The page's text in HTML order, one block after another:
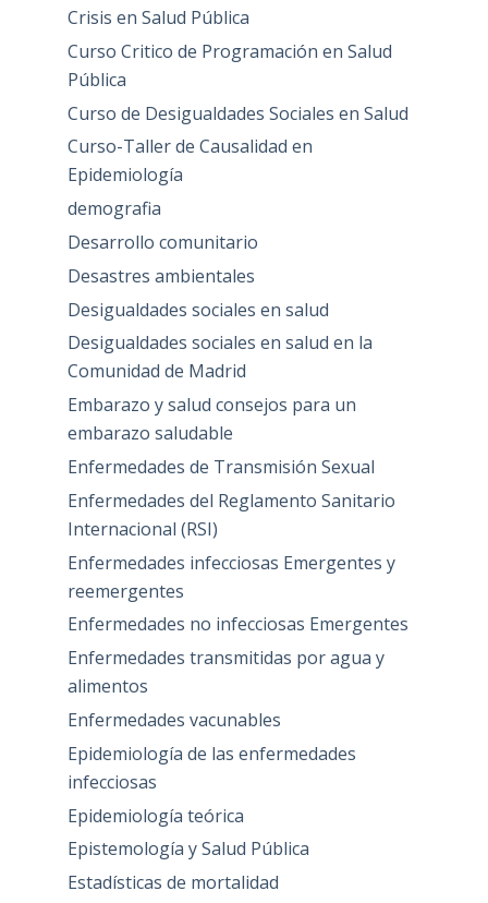
Crisis en Salud Pública
Curso Critico de Programación en Salud
Pública
Curso de Desigualdades Sociales en Salud
Curso-Taller de Causalidad en
Epidemiología
demografia
Desarrollo comunitario
Desastres ambientales
Desigualdades sociales en salud
Desigualdades sociales en salud en la
Comunidad de Madrid
Embarazo y salud consejos para un
embarazo saludable
Enfermedades de Transmisión Sexual
Enfermedades del Reglamento Sanitario
Internacional (RSI)
Enfermedades infecciosas Emergentes y
reemergentes
Enfermedades no infecciosas Emergentes
Enfermedades transmitidas por agua y
alimentos
Enfermedades vacunables
Epidemiología de las enfermedades
infecciosas
Epidemiología teórica
Epistemología y Salud Pública
Estadísticas de mortalidad